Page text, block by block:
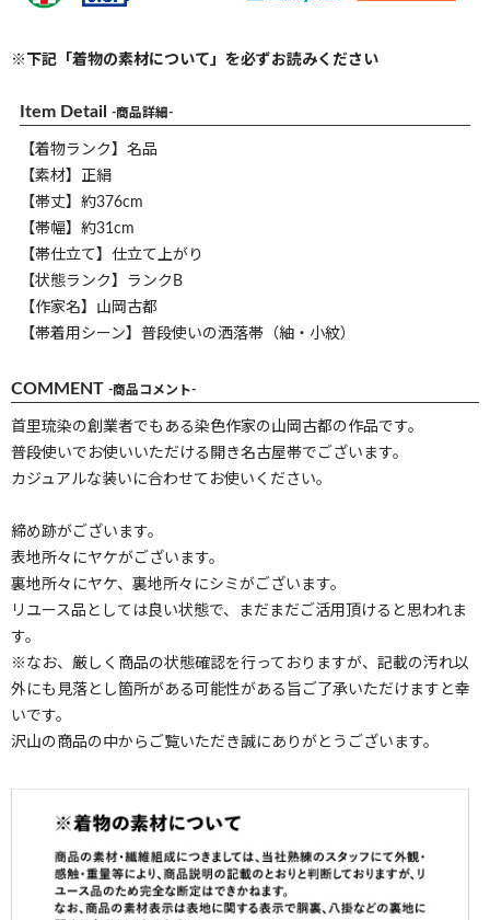
※下記「着物の素材について」を必ずお読みください
Item Detail -商品詳細-
【着物ランク】名品
【素材】正絹
【帯丈】約376cm
【帯幅】約31cm
【帯仕立て】仕立て上がり
【状態ランク】ランクB
【作家名】山岡古都
【帯着用シーン】普段使いの洒落帯（紬・小紋）
COMMENT -商品コメント-
首里琉染の創業者でもある染色作家の山岡古都の作品です。
普段使いでお使いいただける開き名古屋帯でございます。
カジュアルな装いに合わせてお使いください。
締め跡がございます。
表地所々にヤケがございます。
裏地所々にヤケ、裏地所々にシミがございます。
リユース品としては良い状態で、まだまだご活用頂けると思われま
す。
※なお、厳しく商品の状態確認を行っておりますが、記載の汚れ以
外にも見落とし箇所がある可能性がある旨ご了承いただけますと幸
いです。
沢山の商品の中からご覧いただき誠にありがとうございます。